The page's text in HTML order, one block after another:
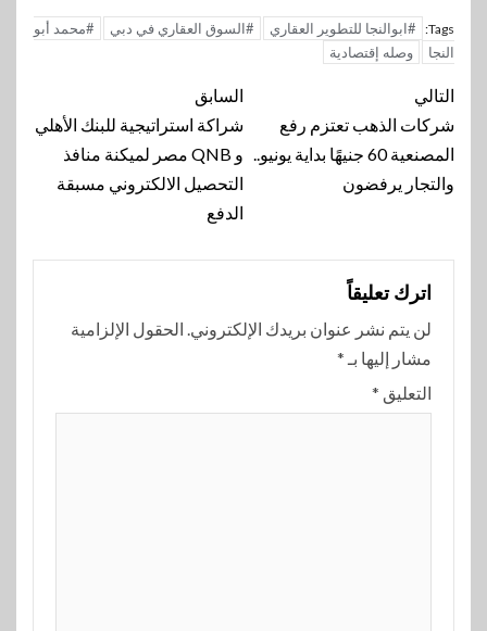
Tags: #ابوالنجا للتطوير العقاري #السوق العقاري في دبي
#محمد أبو
النجا
وصله إقتصادية
تنقل
المقالة
السابق
شراكة استراتيجية للبنك الأهلي
و QNB مصر لميكنة منافذ
التحصيل الالكتروني مسبقة
الدفع
التالي
شركات الذهب تعتزم رفع
المصنعية 60 جنيهًا بداية يونيو..
والتجار يرفضون
اترك تعليقاً
لن يتم نشر عنوان بريدك الإلكتروني. الحقول الإلزامية
مشار إليها بـ *
التعليق *